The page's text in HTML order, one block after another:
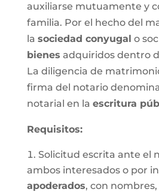
auxiliarse mutuamente y
familia. Por el hecho del
la sociedad conyugal o
bienes adquiridos dentro
La diligencia de
firma del notario
notarial en la escritura
Requisitos:
Solicitud escrita ante el
ambos interesados o por
apoderados, con